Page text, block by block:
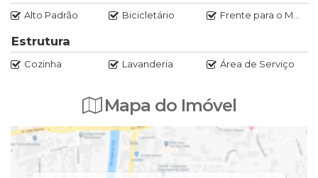
Alto Padrão Bicicletário Frente para o Mar
Estrutura
Cozinha Lavanderia Área de Serviço
Mapa do Imóvel